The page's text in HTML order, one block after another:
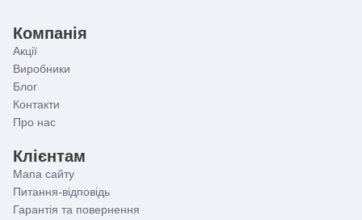
Компанія
Акції
Виробники
Блог
Контакти
Про нас
Клієнтам
Мапа сайту
Питання-відповідь
Гарантія та повернення